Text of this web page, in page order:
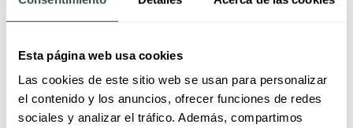
Esta página web usa cookies
Las cookies de este sitio web se usan para personalizar
el contenido y los anuncios, ofrecer funciones de redes
sociales y analizar el tráfico. Además, compartimos